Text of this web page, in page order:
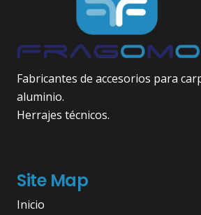
Fabricantes de accesorios para
aluminio.
Herrajes técnicos.
Site Map
Inicio